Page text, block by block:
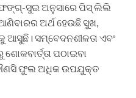
ସୁଇ ଅନୁସାରେ ପିସ୍ ଲିଲି
ଅର୍ଥ ହେଉଛି ସୁଖ,
ଆସୁଛି। ସମ୍ବେଦନଶୀଳତା ଏବଂ
ପଠାଇବା
ଫୁଲ ଅଧିକ ଉପଯୁକ୍ତ